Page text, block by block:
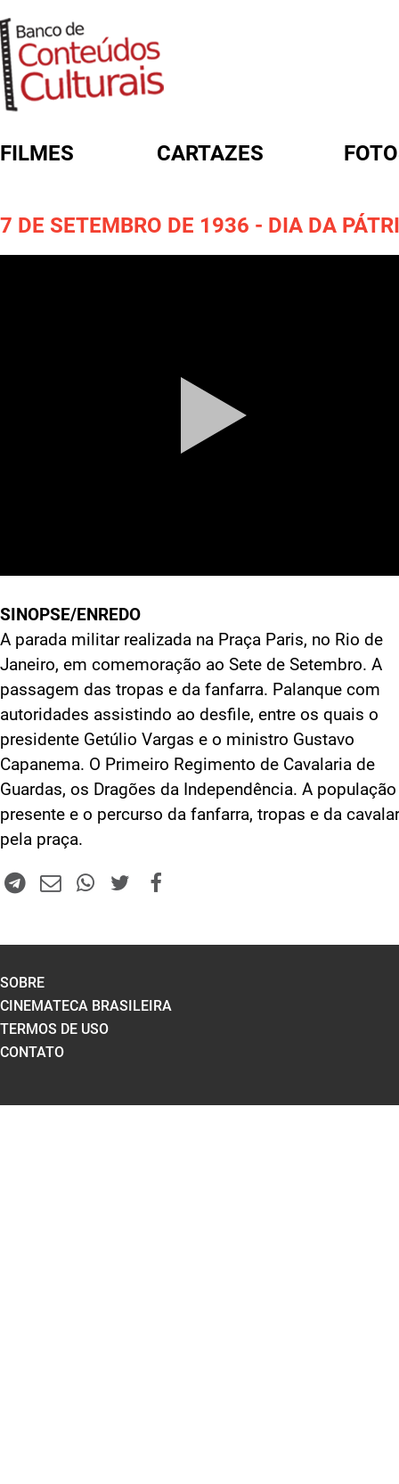
FILMES CARTAZES
7 DE SETEMBRO DE 1936 - DIA DA
SINOPSE/ENREDO
A parada militar realizada na Praça Paris, no Rio de
Janeiro, em comemoração ao Sete de Setembro. A
passagem das tropas e da fanfarra. Palanque com
autoridades assistindo ao desfile, entre os quais o
presidente Getúlio Vargas e o ministro Gustavo
Capanema. O Primeiro Regimento de Cavalaria de
Guardas, os Dragões da Independência. A população
presente e o percurso da fanfarra, tropas e da
pela praça.
SOBRE
CINEMATECA BRASILEIRA
TERMOS DE USO
CONTATO